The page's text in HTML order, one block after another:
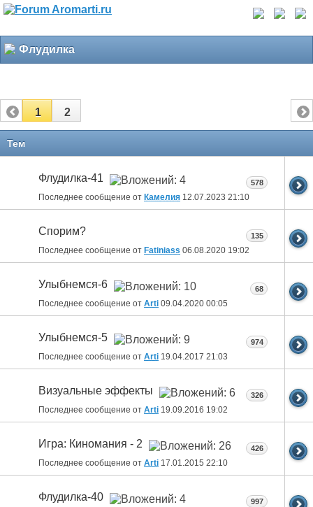
Флудилка
1 2
Тем
Флудилка-41
Последнее сообщение от Камелия 12.07.2023 21:10
578
Спорим?
Последнее сообщение от Fatiniass 06.08.2020 19:02
135
Улыбнемся-6
Последнее сообщение от Arti 09.04.2020 00:05
68
Улыбнемся-5
Последнее сообщение от Arti 19.04.2017 21:03
974
Визуальные эффекты
Последнее сообщение от Arti 19.09.2016 19:02
326
Игра: Киномания - 2
Последнее сообщение от Arti 17.01.2015 22:10
426
Флудилка-40 997